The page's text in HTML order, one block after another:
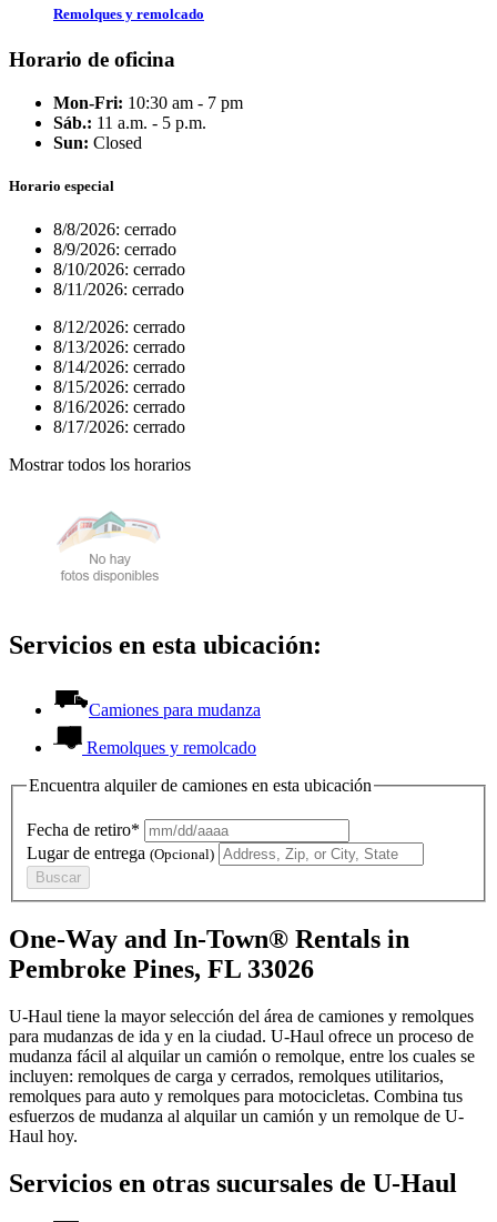
Remolques y remolcado
Horario de oficina
Mon-Fri: 10:30 am - 7 pm
Sáb.: 11 a.m. - 5 p.m.
Sun: Closed
Horario especial
8/8/2026: cerrado
8/9/2026: cerrado
8/10/2026: cerrado
8/11/2026: cerrado
8/12/2026: cerrado
8/13/2026: cerrado
8/14/2026: cerrado
8/15/2026: cerrado
8/16/2026: cerrado
8/17/2026: cerrado
Mostrar todos los horarios
Servicios en esta ubicación:
Camiones para mudanza
Remolques y remolcado
Encuentra alquiler de camiones en esta ubicación
Fecha de retiro*
Lugar de entrega (Opcional)
Buscar
One-Way and In-Town® Rentals in
Pembroke Pines, FL 33026
U-Haul tiene la mayor selección del área de camiones y remolques
para mudanzas de ida y en la ciudad. U-Haul ofrece un proceso de
mudanza fácil al alquilar un camión o remolque, entre los cuales se
incluyen: remolques de carga y cerrados, remolques utilitarios,
remolques para auto y remolques para motocicletas. Combina tus
esfuerzos de mudanza al alquilar un camión y un remolque de U-
Haul hoy.
Servicios en otras sucursales de U-Haul